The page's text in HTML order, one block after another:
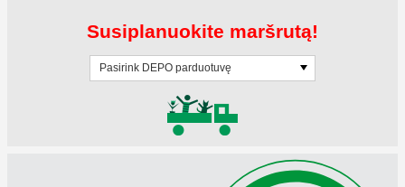
Susiplanuokite maršrutą!